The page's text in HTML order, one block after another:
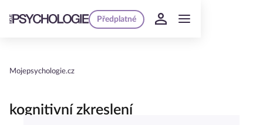
Předplatné
Mojepsychologie.cz
kognitivní zkreslení